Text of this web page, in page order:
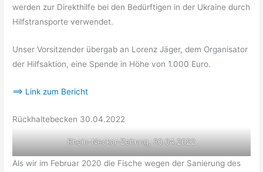
werden zur Direkthilfe bei den Bedürftigen in der Ukraine durch
Hilfstransporte verwendet.
Unser Vorsitzender übergab an Lorenz Jäger, dem Organisator
der Hilfsaktion, eine Spende in Höhe von 1.000 Euro.
==> Link zum Bericht
Rückhaltebecken 30.04.2022
Rhein-Neckar-Zeitung, 30.04.2022
Als wir im Februar 2020 die Fische wegen der Sanierung des